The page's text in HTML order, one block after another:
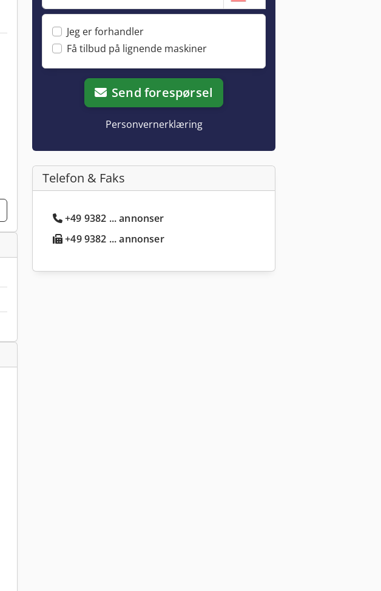
Jeg er forhandler
Få tilbud på lignende maskiner
Send forespørsel
Personvernerklæring
Telefon & Faks
+49 9382 ... annonser
+49 9382 ... annonser